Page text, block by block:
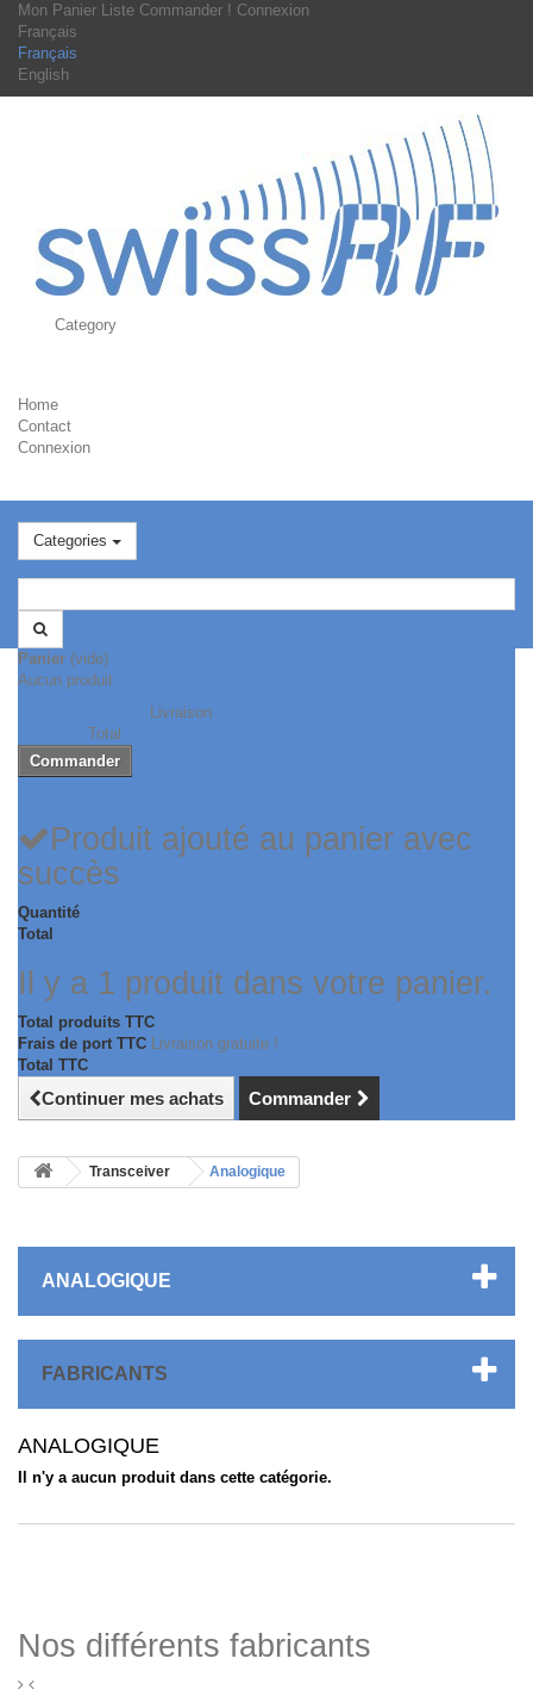
Mon Panier Liste Commander ! Connexion
Français
Français
English
Category
Home
Contact
Connexion
Categories
Panier (vide)
Aucun produit
Livraison
Total
Commander
Produit ajouté au panier avec
succès
Quantité
Total
Il y a 1 produit dans votre panier.
Total produits TTC
Frais de port TTC Livraison gratuite !
Total TTC
Continuer mes achats Commander
Transceiver Analogique
ANALOGIQUE
FABRICANTS
ANALOGIQUE
Il n'y a aucun produit dans cette catégorie.
Nos différents fabricants